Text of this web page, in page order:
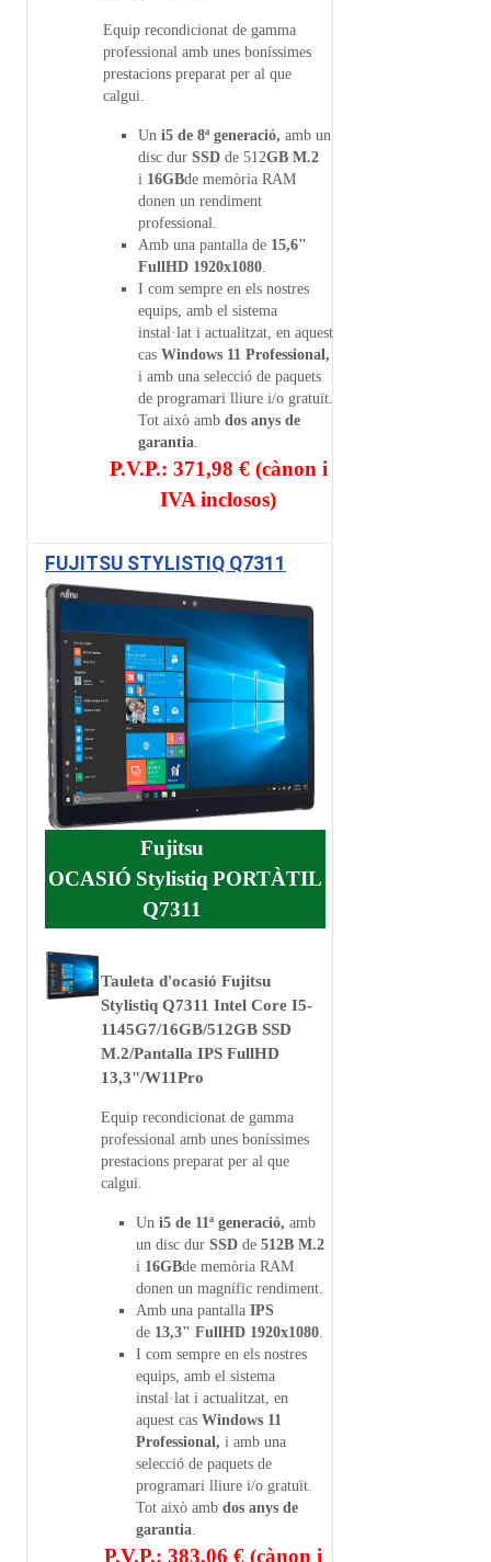
Equip recondicionat de gamma
professional amb unes boníssimes
prestacions preparat per al que
calgui.
Un i5 de 8ª generació, amb un
disc dur SSD de 512GB M.2
i 16GBde memòria RAM
donen un rendiment
professional.
Amb una pantalla de 15,6"
FullHD 1920x1080
I com sempre en els nostres
equips, amb el sistema
instal·lat i actualitzat, en aquest
cas Windows 11 Professional,
i amb una selecció de paquets
de programari lliure i/o gratuït.
Tot això amb dos anys de
garantia
P.V.P.: 371,98 € (cànon i
IVA inclosos)
FUJITSU STYLISTIQ Q7311
OCASIÓ
Fujitsu
Stylistiq
Q7311
PORTÀTIL
Tauleta d'ocasió Fujitsu
Stylistiq Q7311 Intel Core I5-
1145G7/16GB/512GB SSD
M.2/Pantalla IPS FullHD
13,3"/W11Pro
Equip recondicionat de gamma
professional amb unes boníssimes
prestacions preparat per al que
calgui.
Un i5 de 11ª generació, amb
un disc dur SSD de 512B M.2
i 16GBde memòria RAM
donen un magnífic rendiment.
Amb una pantalla IPS
de 13,3" FullHD 1920x1080
I com sempre en els nostres
equips, amb el sistema
instal·lat i actualitzat, en
aquest cas Windows 11
Professional, i amb una
selecció de paquets de
programari lliure i/o gratuït.
Tot això amb dos anys de
garantia
P.V.P.: 383,06 € (cànon i